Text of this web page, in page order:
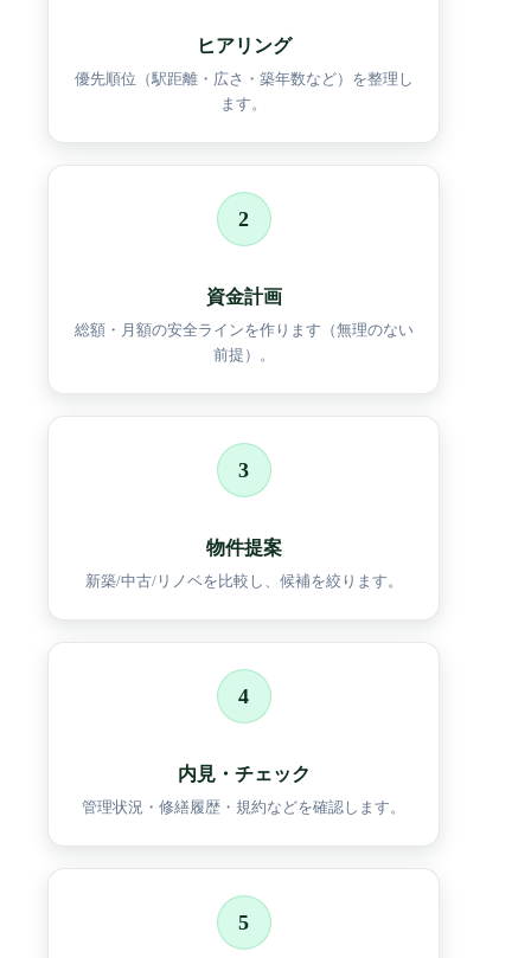
ヒアリング
優先順位（駅距離・広さ・築年数など）を整理し
ます。
2
資金計画
総額・月額の安全ラインを作ります（無理のない
前提）。
3
物件提案
新築/中古/リノベを比較し、候補を絞ります。
4
内見・チェック
管理状況・修繕履歴・規約などを確認します。
5